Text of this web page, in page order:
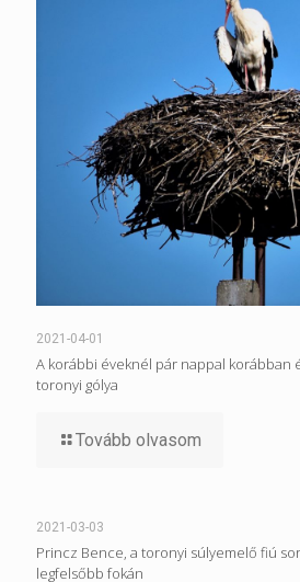
2021-04-01
A korábbi éveknél pár nappal korábban
toronyi gólya
Tovább olvasom
2021-03-03
Princz Bence, a toronyi súlyemelő fiú
legfelsőbb fokán